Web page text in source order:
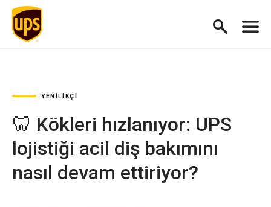
YENILIKÇI
🦷 Kökleri hızlanıyor: UPS
lojistiği acil diş bakımını
nasıl devam ettiriyor?